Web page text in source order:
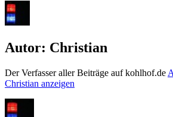
Autor: Christian
Der Verfasser aller Beiträge auf kohlhof.de
Christian anzeigen